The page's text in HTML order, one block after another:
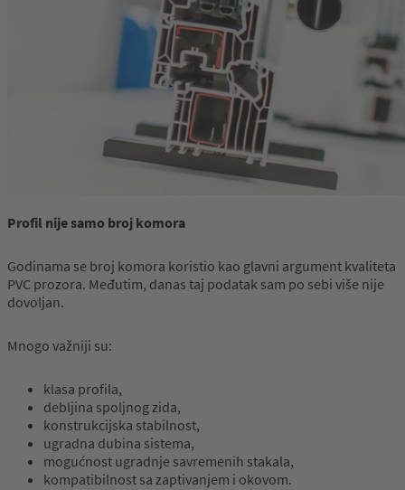
Profil nije samo broj komora
Godinama se broj komora koristio kao glavni argument kvaliteta
PVC prozora. Međutim, danas taj podatak sam po sebi više nije
dovoljan.
Mnogo važniji su:
klasa profila,
debljina spoljnog zida,
konstrukcijska stabilnost,
ugradna dubina sistema,
mogućnost ugradnje savremenih stakala,
kompatibilnost sa zaptivanjem i okovom.